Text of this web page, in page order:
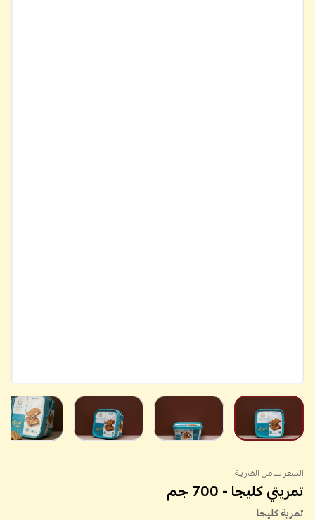
السعر شامل الضريبة
تمريتي كليجا - 700 جم
تمرية كليجا